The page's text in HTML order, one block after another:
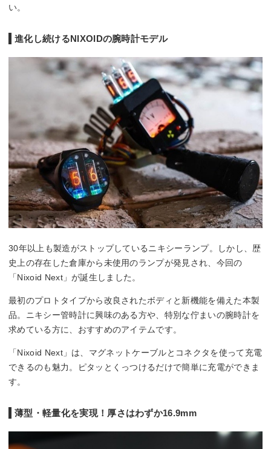
い。
進化し続けるNIXOIDの腕時計モデル
30年以上も製造がストップしているニキシーランプ。しかし、歴
史上の存在した倉庫から未使用のランプが発見され、今回の
「Nixoid Next」が誕生しました。
最初のプロトタイプから改良されたボディと新機能を備えた本製
品。ニキシー管時計に興味のある方や、特別な佇まいの腕時計を
求めている方に、おすすめのアイテムです。
「Nixoid Next」は、マグネットケーブルとコネクタを使って充電
できるのも魅力。ピタッとくっつけるだけで簡単に充電ができま
す。
薄型・軽量化を実現！厚さはわずか16.9mm